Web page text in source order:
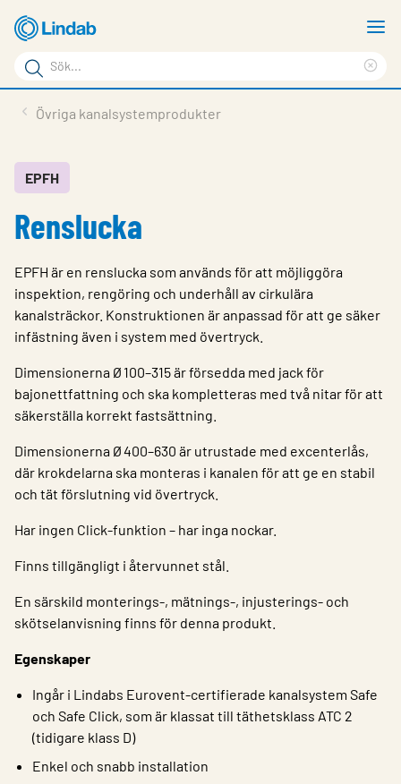
Hoppa
till
huvudinnehållet
Sökord
Sök
på
Service & Support
Hållbarhet
Kontakt
Choose languge
Sweden
Övriga kanalsystemprodukter
EPFH
Renslucka
EPFH är en renslucka som används för att möjliggöra
inspektion, rengöring och underhåll av cirkulära
kanalsträckor. Konstruktionen är anpassad för att ge säker
infästning även i system med övertryck.
Dimensionerna Ø 100–315 är försedda med jack för
bajonettfattning och ska kompletteras med två nitar för att
säkerställa korrekt fastsättning.
Dimensionerna Ø 400–630 är utrustade med excenterlås,
där krokdelarna ska monteras i kanalen för att ge en stabil
och tät förslutning vid övertryck.
Har ingen Click-funktion – har inga nockar.
Finns tillgängligt i återvunnet stål.
En särskild monterings-, mätnings-, injusterings- och
skötselanvisning finns för denna produkt.
Egenskaper
Ingår i Lindabs Eurovent-certifierade kanalsystem Safe
och Safe Click, som är klassat till täthetsklass ATC 2
(tidigare klass D)
Enkel och snabb installation